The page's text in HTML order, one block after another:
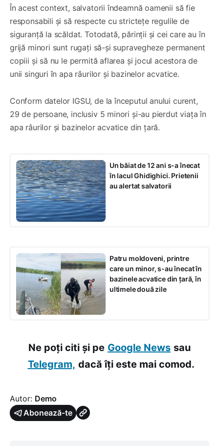
În acest context, salvatorii îndeamnă oamenii să fie
responsabili și să respecte cu strictețe regulile de
siguranță la scăldat. Totodată, părinții și cei care au în
grijă minori sunt rugați să-și supravegheze permanent
copiii și să nu le permită aflarea și jocul acestora de
unii singuri în apa râurilor și bazinelor acvatice.
Conform datelor IGSU, de la începutul anului curent,
29 de persoane, inclusiv 5 minori și-au pierdut viața în
apa râurilor și bazinelor acvatice din țară.
Un băiat de 12 ani s-a înecat
în lacul Ghidighici. Prietenii
au alertat salvatorii
Patru moldoveni, printre
care un minor, s-au înecat în
bazinele acvatice din țară, în
ultimele două zile
Ne poți citi și pe Google News sau
Telegram, dacă îți este mai comod.
Autor: Demo
Abonează-te